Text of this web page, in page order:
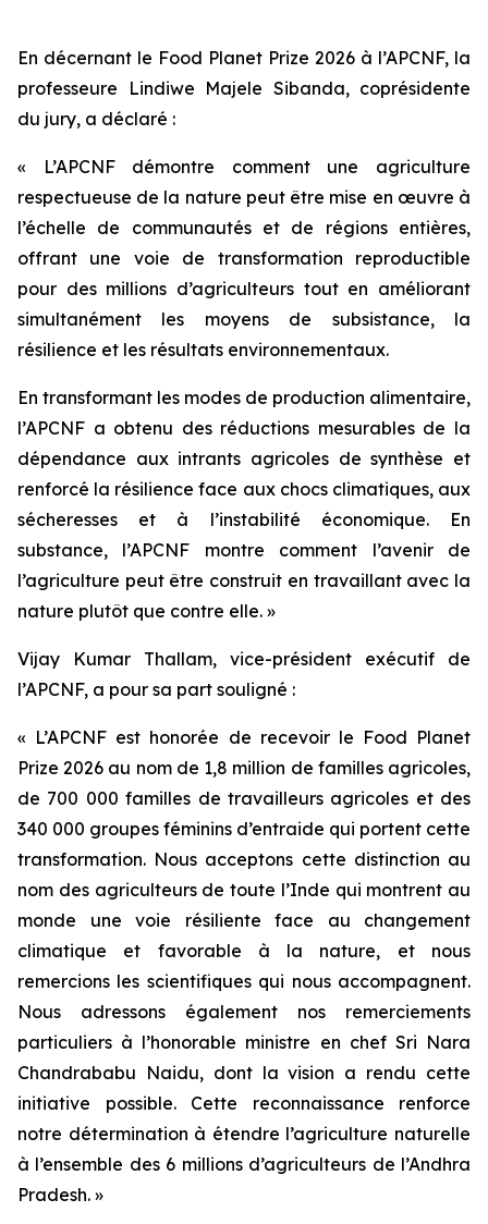
En décernant le Food Planet Prize 2026 à l’APCNF, la
professeure Lindiwe Majele Sibanda, coprésidente
du jury, a déclaré :
« L’APCNF démontre comment une agriculture
respectueuse de la nature peut être mise en œuvre à
l’échelle de communautés et de régions entières,
offrant une voie de transformation reproductible
pour des millions d’agriculteurs tout en améliorant
simultanément les moyens de subsistance, la
résilience et les résultats environnementaux.
En transformant les modes de production alimentaire,
l’APCNF a obtenu des réductions mesurables de la
dépendance aux intrants agricoles de synthèse et
renforcé la résilience face aux chocs climatiques, aux
sécheresses et à l’instabilité économique. En
substance, l’APCNF montre comment l’avenir de
l’agriculture peut être construit en travaillant avec la
nature plutôt que contre elle. »
Vijay Kumar Thallam, vice-président exécutif de
l’APCNF, a pour sa part souligné :
« L’APCNF est honorée de recevoir le Food Planet
Prize 2026 au nom de 1,8 million de familles agricoles,
de 700 000 familles de travailleurs agricoles et des
340 000 groupes féminins d’entraide qui portent cette
transformation. Nous acceptons cette distinction au
nom des agriculteurs de toute l’Inde qui montrent au
monde une voie résiliente face au changement
climatique et favorable à la nature, et nous
remercions les scientifiques qui nous accompagnent.
Nous adressons également nos remerciements
particuliers à l’honorable ministre en chef Sri Nara
Chandrababu Naidu, dont la vision a rendu cette
initiative possible. Cette reconnaissance renforce
notre détermination à étendre l’agriculture naturelle
à l’ensemble des 6 millions d’agriculteurs de l’Andhra
Pradesh. »